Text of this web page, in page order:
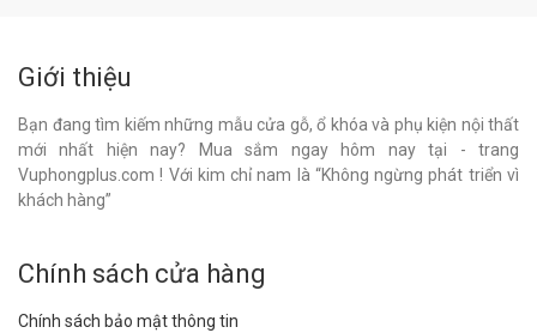
Giới thiệu
Bạn đang tìm kiếm những mẫu cửa gỗ, ổ khóa và phụ kiện nội thất
mới nhất hiện nay? Mua sắm ngay hôm nay tại - trang
Vuphongplus.com ! Với kim chỉ nam là “Không ngừng phát triển vì
khách hàng”
Chính sách cửa hàng
Chính sách bảo mật thông tin